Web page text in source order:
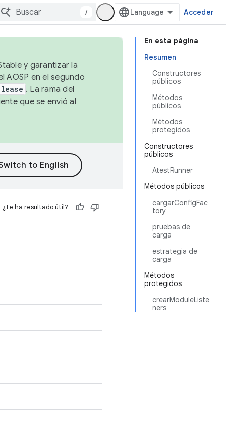
/ Acceder
En esta página
Resumen
Constructores
públicos
Métodos
públicos
Métodos
protegidos
Constructores
públicos
AtestRunner
Métodos públicos
cargarConfigFac
tory
pruebas de
carga
estrategia de
carga
Métodos
protegidos
crearModuleListe
ners
y garantizar la
AOSP en el segundo
. La rama del
que se envió al
¿Te ha resultado útil?